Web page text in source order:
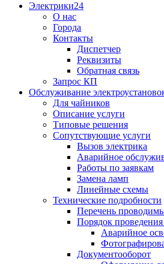
Электрики24
О нас
Города
Контакты
Диспетчер
Реквизиты
Обратная связь
Запрос КП
Обслуживание
Для чайников
Описание услуги
Типовые решения
Сопутствующие услуги
Вызов электрика
Аварийное
Работы по заявкам
Замена ламп
Линейные схемы
Технические подробности
Перечень
Порядок проведения
Аварийное
Документооборот